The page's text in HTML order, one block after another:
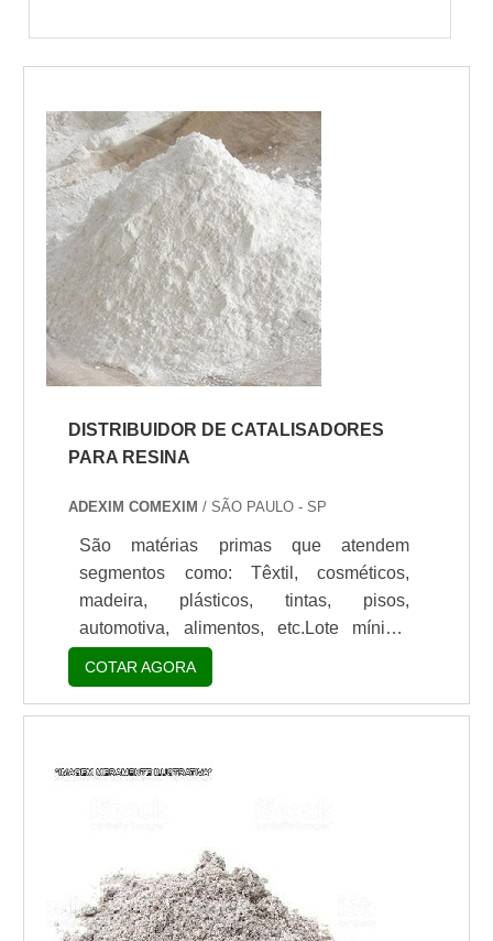
DISTRIBUIDOR DE CATALISADORES
PARA RESINA
ADEXIM COMEXIM/ SÃO PAULO - SP
São matérias primas que atendem
segmentos como: Têxtil, cosméticos,
madeira, plásticos, tintas, pisos,
automotiva, alimentos, etc.Lote mínimo
de: 1 embalagem - 20kgAo procurar
qualquer produto no mercado,
principalmente catalisadores, é
distribuidor de catalisadores para resina.
em vários segmentos do mercado.As
cargas minerais ...
COTAR AGORA